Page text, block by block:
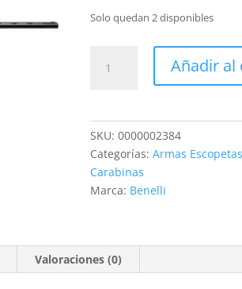
Solo quedan 2 disponibles
BENELLI
71CM
Añadir al
SKU:0000002384
Categorías:Armas Escopetas
Carabinas
Marca: Benelli
Valoraciones (0)